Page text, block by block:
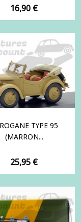
Prix
16,90 €
TYPE 95
(MARRON...
Prix
25,95 €